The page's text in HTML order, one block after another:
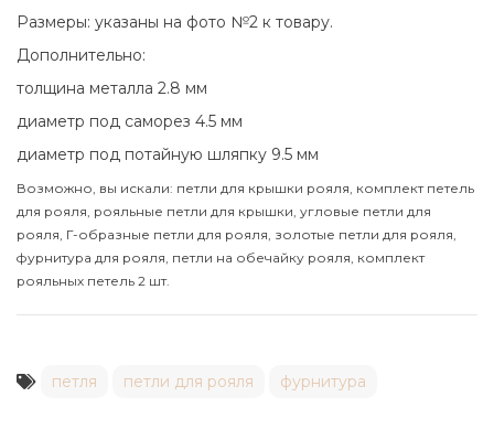
Размеры: указаны на фото №2 к товару.
Дополнительно:
толщина металла 2.8 мм
диаметр под саморез 4.5 мм
диаметр под потайную шляпку 9.5 мм
Возможно, вы искали: петли для крышки рояля, комплект петель
для рояля, рояльные петли для крышки, угловые петли для
рояля, Г-образные петли для рояля, золотые петли для рояля,
фурнитура для рояля, петли на обечайку рояля, комплект
рояльных петель 2 шт.
петля петли для рояля фурнитура